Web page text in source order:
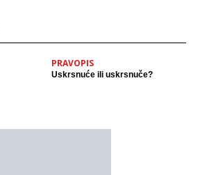
PRAVOPIS
Uskrsnuće ili uskrsnuče?